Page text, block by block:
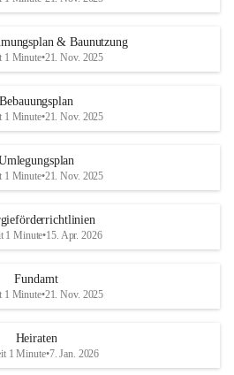
& Baunutzung
1 Minute•21. Nov. 2025
Bebauungsplan
1 Minute•21. Nov. 2025
1 Minute•21. Nov. 2025
1 Minute•15. Apr. 2026
Fundamt
1 Minute•21. Nov. 2025
Heiraten
1 Minute•7. Jan. 2026